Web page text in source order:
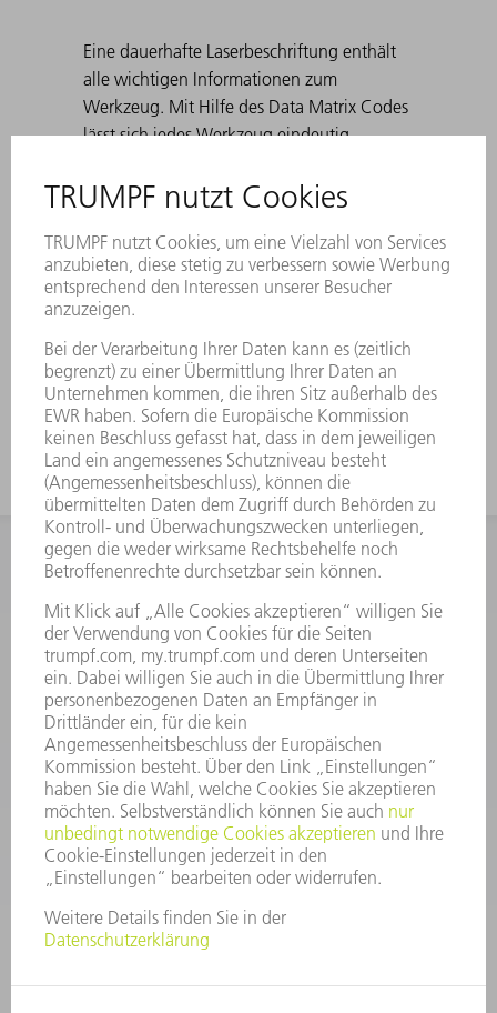
Eine dauerhafte Laserbeschriftung enthält
alle wichtigen Informationen zum
Werkzeug. Mit Hilfe des Data Matrix Codes
lässt sich jedes Werkzeug eindeutig
lasergehärtet. Für Winkel von 30° bis 180°,
Standard: H 100, H 150, schmale
Ausführung und Ausführung mit Radius 3
Beim Erstellen von spitzen Biegungen mit
sich das gebogene Blech in der Matrize
verklemmt. TRUMPF Ausstoßhilfen lösen
dieses Problem.
INFORMATION
Häufig gestellte Fragen
Allgemeine Geschäftsbedingungen
KONTAKT
After Sales
+43722160396550
Mo - Do: 08:00 -17:30 Uhr
Fr: 08:00 -16:30 Uhr
ersatzteile@at.trumpf.com